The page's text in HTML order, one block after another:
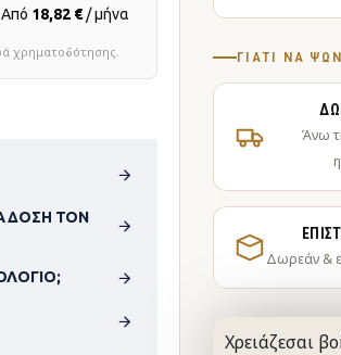
ΔΌΣΗ ΤΟΝ
Από 18,82 € / μήνα
χρηματοδότησης. ΓΙΑΤΊ ΝΑ
Άνω
Δωρεάν &
Χρειάζεσαι